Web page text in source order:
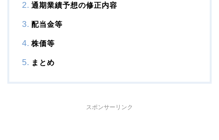
通期業績予想の修正内容
配当金等
株価等
まとめ
スポンサーリンク